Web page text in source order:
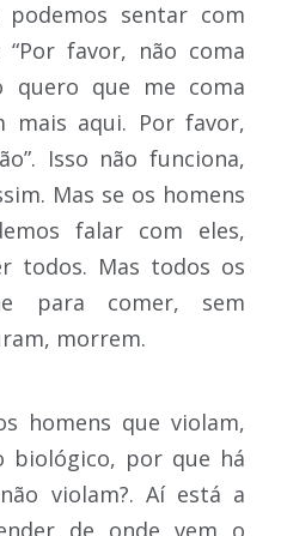
podemos sentar com
favor, não coma
quero que me coma
mais aqui. Por favor,
Isso não funciona,
Mas se os homens
falar com eles,
todos. Mas todos os
para comer, sem
morrem.
homens que violam,
biológico, por que há
violam?. Aí está a